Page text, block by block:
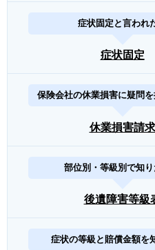
症状固定と言われ
症状固定
保険会社の休業損害に疑問
休業損害請求
部位別・等級別で知
後遺障害等級
症状の等級と賠償金額を